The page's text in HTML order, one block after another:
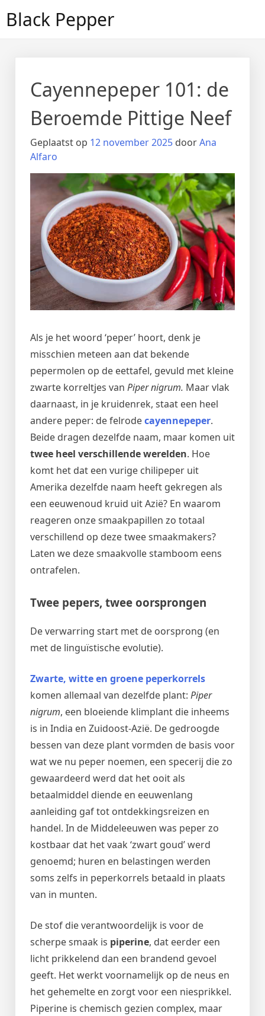
naarBlack Pepper
Cayennepeper 101: de
Beroemde Pittige Neef
Geplaatst op 12 november 2025 doorAna
Alfaro
Als je het woord ‘peper’ hoort, denk je
misschien meteen aan dat bekende
pepermolen op de eettafel, gevuld met kleine
zwarte korreltjes van Piper nigrum. Maar vlak
daarnaast, in je kruidenrek, staat een heel
andere peper: de felrodecayennepeper.
Beide dragen dezelfde naam, maar komen uit
twee heel verschillende werelden. Hoe
komt het dat een vurige chilipeper uit
Amerika dezelfde naam heeft gekregen als
een eeuwenoud kruid uit Azië? En waarom
reageren onze smaakpapillen zo totaal
verschillend op deze twee smaakmakers?
Laten we deze smaakvolle stamboom eens
ontrafelen.
Twee pepers, twee oorsprongen
De verwarring start met de oorsprong (en
met de linguïstische evolutie).
Zwarte, witte en groene peperkorrels
komen allemaal van dezelfde plant: Piper
nigrum, een bloeiende klimplant die inheems
is in India en Zuidoost-Azië. De gedroogde
bessen van deze plant vormden de basis voor
wat we nu peper noemen, een specerij die zo
gewaardeerd werd dat het ooit als
betaalmiddel diende en eeuwenlang
aanleiding gaf tot ontdekkingsreizen en
handel. In de Middeleeuwen was peper zo
kostbaar dat het vaak ‘zwart goud’ werd
genoemd; huren en belastingen werden
soms zelfs in peperkorrels betaald in plaats
van in munten.
De stof die verantwoordelijk is voor de
scherpe smaak is piperine, dat eerder een
licht prikkelend dan een brandend gevoel
geeft. Het werkt voornamelijk op de neus en
het gehemelte en zorgt voor een niesprikkel.
Piperine is chemisch gezien complex, maar